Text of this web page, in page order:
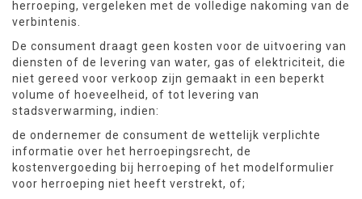
herroeping, vergeleken met de volledige nakoming van de
verbintenis.
De consument draagt geen kosten voor de uitvoering van
diensten of de levering van water, gas of elektriciteit, die
niet gereed voor verkoop zijn gemaakt in een beperkt
volume of hoeveelheid, of tot levering van
stadsverwarming, indien:
de ondernemer de consument de wettelijk verplichte
informatie over het herroepingsrecht, de
kostenvergoeding bij herroeping of het modelformulier
voor herroeping niet heeft verstrekt, of;